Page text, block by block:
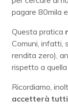
pagare 80mila
Questa pratica
Comuni, infatti,
rendita zero),
rispetto a
Ricordiamo,
accetterà